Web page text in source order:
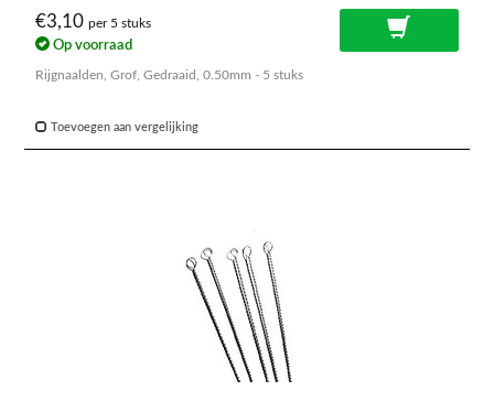
€3,10 per 5 stuks
Op voorraad
Rijgnaalden, Grof, Gedraaid, 0.50mm - 5 stuks
Toevoegen aan vergelijking